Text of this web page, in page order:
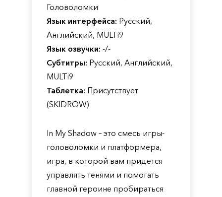
Головоломки
Язык интерфейса: Русский,
Английский, MULTi9
Язык озвучки: -/-
Субтитры: Русский, Английский,
MULTi9
Таблетка: Присутствует
(SKIDROW)
In My Shadow – это смесь игры-
головоломки и платформера,
игра, в которой вам придется
управлять тенями и помогать
главной героине пробираться